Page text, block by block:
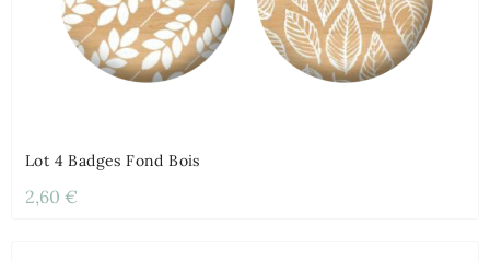
Lot 4 Badges Fond Bois
2,60 €